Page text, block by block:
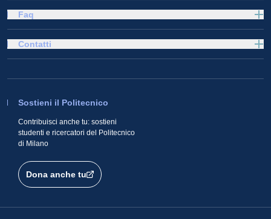
Faq
Sostieni il Politecnico
Contribuisci anche tu: sostieni
studenti e ricercatori del Politecnico
di Milano
Dona anche tu
Contatti